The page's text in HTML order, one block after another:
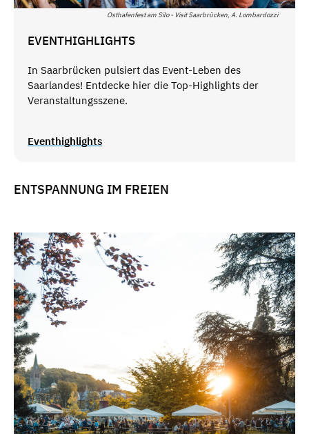
Osthafenfest am Silo - Visit Saarbrücken, A. Lombardozzi
EVENTHIGHLIGHTS
In Saarbrücken pulsiert das Event-Leben des
Saarlandes! Entdecke hier die Top-Highlights der
Veranstaltungsszene.
Eventhighlights
ENTSPANNUNG IM FREIEN